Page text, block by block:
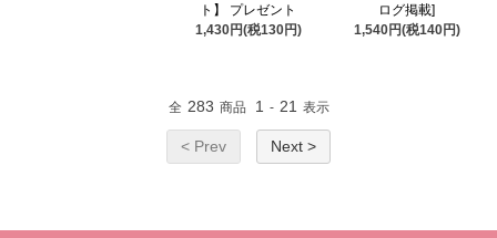
ト】 プレゼント
1,430円(税130円)
ログ掲載]
1,540円(税140円)
全 283 商品 1 - 21 表示
< Prev Next >